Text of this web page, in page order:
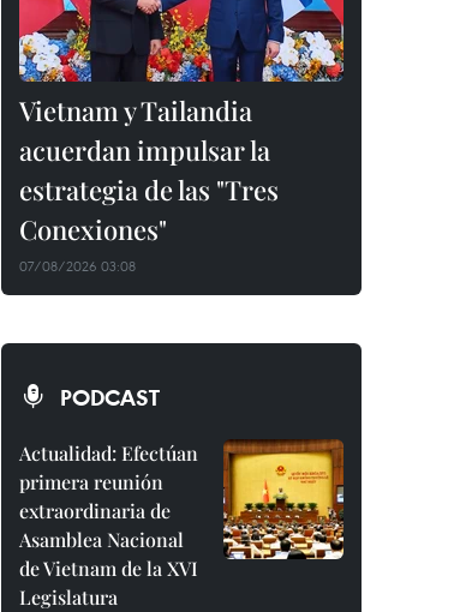
Vietnam y Tailandia
acuerdan impulsar la
estrategia de las "Tres
Conexiones"
07/08/2026 03:08
PODCAST
Actualidad: Efectúan
primera reunión
extraordinaria de
Asamblea Nacional
de Vietnam de la XVI
Legislatura